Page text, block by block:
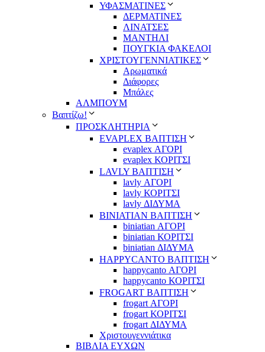
ΥΦΑΣΜΑΤΙΝΕΣ
ΔΕΡΜΑΤΙΝΕΣ
ΛΙΝΑΤΣΕΣ
ΜΑΝΤΗΛΙ
ΠΟΥΓΚΙΑ ΦΑΚΕΛΟΙ
ΧΡΙΣΤΟΥΓΕΝΝΙΑΤΙΚΕΣ
Αρωματικά
Διάφορες
Μπάλες
ΑΛΜΠΟΥΜ
Βαπτίζω!
ΠΡΟΣΚΛΗΤΗΡΙΑ
EVAPLEX ΒΑΠΤΙΣΗ
evaplex ΑΓΟΡΙ
evaplex ΚΟΡΙΤΣΙ
LAVLY ΒΑΠΤΙΣΗ
lavly ΑΓΟΡΙ
lavly ΚΟΡΙΤΣΙ
lavly ΔΙΔΥΜΑ
ΒΙΝΙΑΤΙΑΝ ΒΑΠΤΙΣΗ
biniatian ΑΓΟΡΙ
biniatian ΚΟΡΙΤΣΙ
biniatian ΔΙΔΥΜΑ
HAPPYCANTO ΒΑΠΤΙΣΗ
happycanto ΑΓΟΡΙ
happycanto ΚΟΡΙΤΣΙ
FROGART ΒΑΠΤΙΣΗ
frogart ΑΓΟΡΙ
frogart ΚΟΡΙΤΣΙ
frogart ΔΙΔΥΜΑ
Χριστουγεννιάτικα
ΒΙΒΛΙΑ ΕΥΧΩΝ